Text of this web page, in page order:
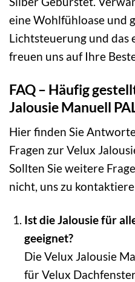
eine Wohlfühloase und
Lichtsteuerung und das
freuen uns auf Ihre
FAQ – Häufig
Jalousie Manuell
Hier finden Sie
Fragen zur Velux
Sollten Sie weitere
nicht, uns zu
Ist die Jalousie für
geeignet?
Die Velux Jalousie
für Velux